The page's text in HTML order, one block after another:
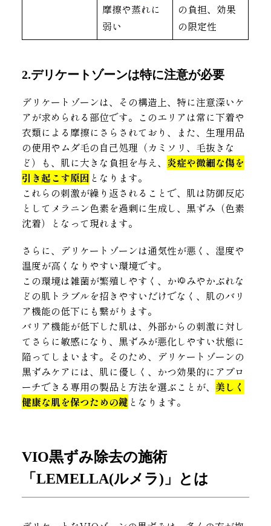
摩擦や蒸れに
弱い
の負担、効果
の限定性
2.デリケートゾーンは特に注意が必要
デリケートゾーンは、その構造上、特に注意深いケ
アが求められる部位です。このエリアは常に下着や
衣類による摩擦にさらされており、また、生理用品
の使用やムダ毛の自己処理（カミソリ、毛抜きな
ど）も、肌に大きな負担を与え、 炎症や微細な傷を
引き起こす原因 となります。
これらの刺激が繰り返されることで、肌は防御反応
としてメラニン色素を過剰に生成し、黒ずみ（色素
沈着）となって現れます。
さらに、デリケートゾーンは通気性が悪く、湿度や
温度が高くなりやすい環境です。
この環境は雑菌が繁殖しやすく、かゆみやかぶれな
どの肌トラブルを招きやすいだけでなく、肌のバリ
ア機能の低下にも繋がります。
バリア機能が低下した肌は、外部からの刺激に対し
てさらに敏感になり、黒ずみが悪化しやすい状態に
陥ってしまいます。そのため、デリケートゾーンの
黒ずみケアには、肌に優しく、かつ効果的にアプロ
ーチできる専用の製品と方法を選ぶことが、 美しく
健康な肌を保つための鍵 となります。
VIO黒ずみ除去の施術
「LEMELLA(ルメラ)」とは